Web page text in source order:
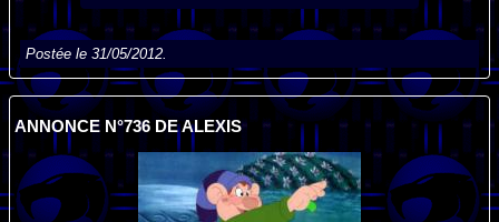
Postée le 31/05/2012.
ANNONCE N°736 DE ALEXIS